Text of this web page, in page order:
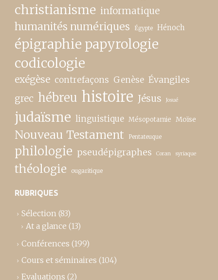
christianisme informatique
humanités numériques Égypte Hénoch
épigraphie papyrologie
codicologie
exégèse contrefaçons Genèse Évangiles
grec hébreu histoire Jésus Josué
judaïsme linguistique Mésopotamie Moïse
Nouveau Testament Pentateuque
philologie pseudépigraphes Coran syriaque
théologie ougaritique
RUBRIQUES
Sélection (83)
At a glance (13)
Conférences (199)
Cours et séminaires (104)
Evaluations (2)